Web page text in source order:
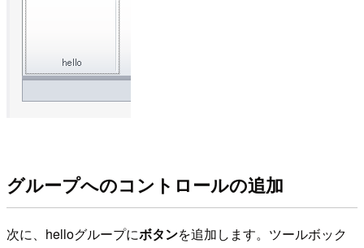
グループへのコントロールの追加
次に、helloグループにボタンを追加します。ツールボック